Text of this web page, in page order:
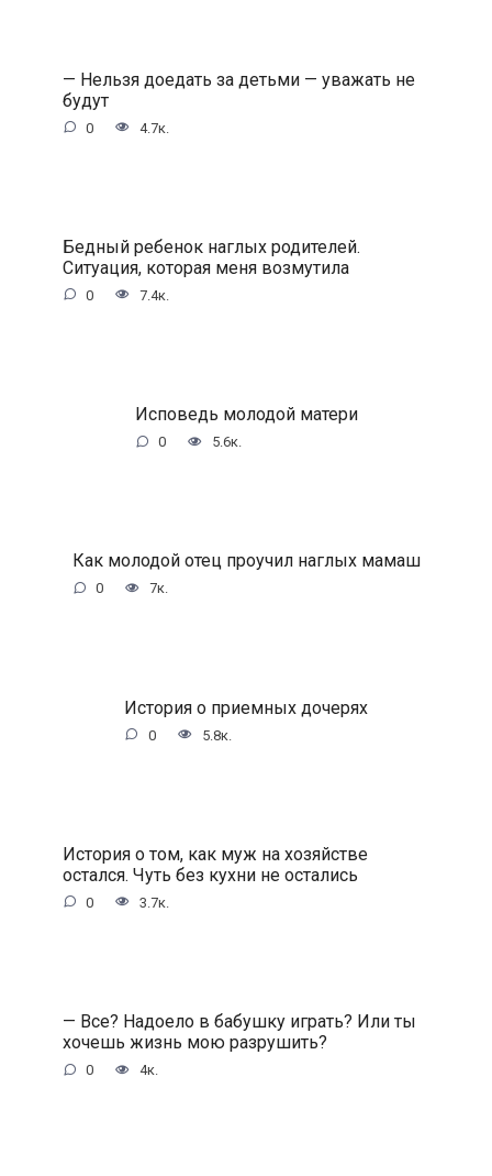
— Нельзя доедать за детьми — уважать не
будут
0 4.7к.
Бедный ребенок наглых родителей.
Ситуация, которая меня возмутила
0 7.4к.
Исповедь молодой матери
0 5.6к.
Как молодой отец проучил наглых мамаш
0 7к.
История о приемных дочерях
0 5.8к.
История о том, как муж на хозяйстве
остался. Чуть без кухни не остались
0 3.7к.
— Все? Надоело в бабушку играть? Или ты
хочешь жизнь мою разрушить?
0 4к.